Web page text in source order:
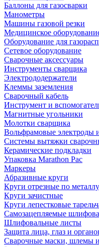
Баллоны для газосварки
Манометры
Машины газовой резки
Медицинское
Оборудование для
Сетевое оборудование
Сварочные аксессуары
Инструменты сварщика
Электрододержатели
Клеммы заземления
Сварочный кабель
Инструмент и
Магнитные угольники
Молотки сварщика
Вольфрамовые электроды
Системы вытяжки
Керамические подкладки
Упаковка Marathon Pac
Маркеры
Абразивные круги
Круги отрезные по металлу
Круги зачистные
Круги лепестковые
Самозацепляемые
Шлифовальные листы
Защита лица, глаз и
Сварочные маски, шлемы